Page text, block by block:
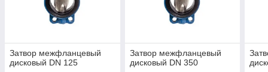
Затвор межфланцевый
дисковый DN 125
Затвор межфланцевый
дисковый DN 350